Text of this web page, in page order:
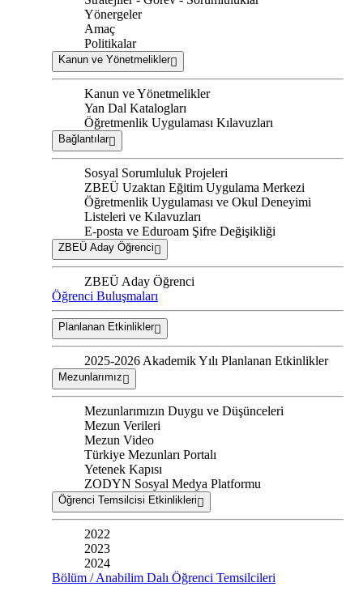
Yönergeler
Amaç
Politikalar
Kanun ve Yönetmelikler
Kanun ve Yönetmelikler
Yan Dal Katalogları
Öğretmenlik Uygulaması Kılavuzları
Bağlantılar
Sosyal Sorumluluk Projeleri
ZBEÜ Uzaktan Eğitim Uygulama Merkezi
Öğretmenlik Uygulaması ve Okul Deneyimi
Listeleri ve Kılavuzları
E-posta ve Eduroam Şifre Değişikliği
ZBEÜ Aday Öğrenci
ZBEÜ Aday Öğrenci
Öğrenci Buluşmaları
Planlanan Etkinlikler
2025-2026 Akademik Yılı Planlanan Etkinlikler
Mezunlarımız
Mezunlarımızın Duygu ve Düşünceleri
Mezun Verileri
Mezun Video
Türkiye Mezunları Portalı
Yetenek Kapısı
ZODYN Sosyal Medya Platformu
Öğrenci Temsilcisi Etkinlikleri
2022
2023
2024
Bölüm / Anabilim Dalı Öğrenci Temsilcileri